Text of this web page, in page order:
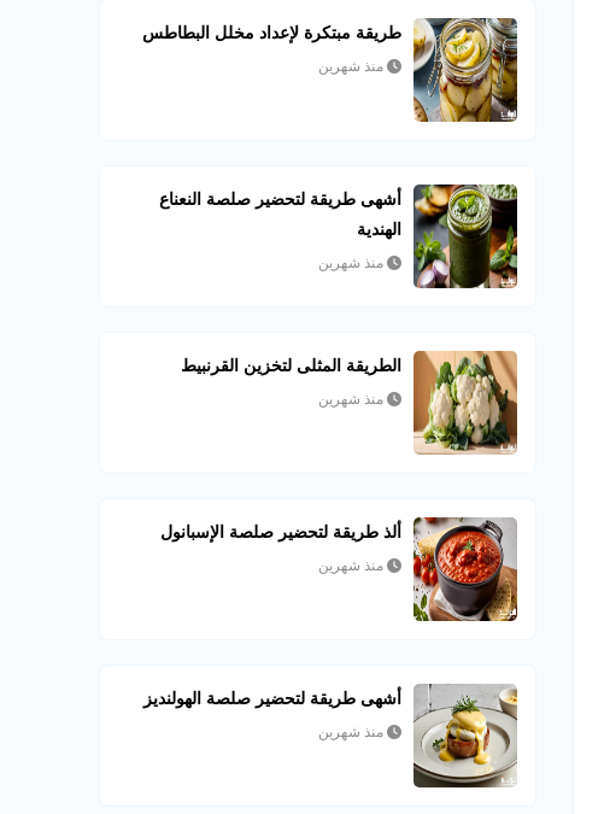
طريقة مبتكرة لإعداد مخلل البطاطس
منذ شهرين
أشهى طريقة لتحضير صلصة النعناع
الهندية
منذ شهرين
الطريقة المثلى لتخزين القرنبيط
منذ شهرين
ألذ طريقة لتحضير صلصة الإسبانول
منذ شهرين
أشهى طريقة لتحضير صلصة الهولنديز
منذ شهرين